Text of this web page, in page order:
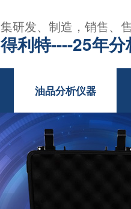
集研发、制造，销售、
得利特----25年
油品分析仪器